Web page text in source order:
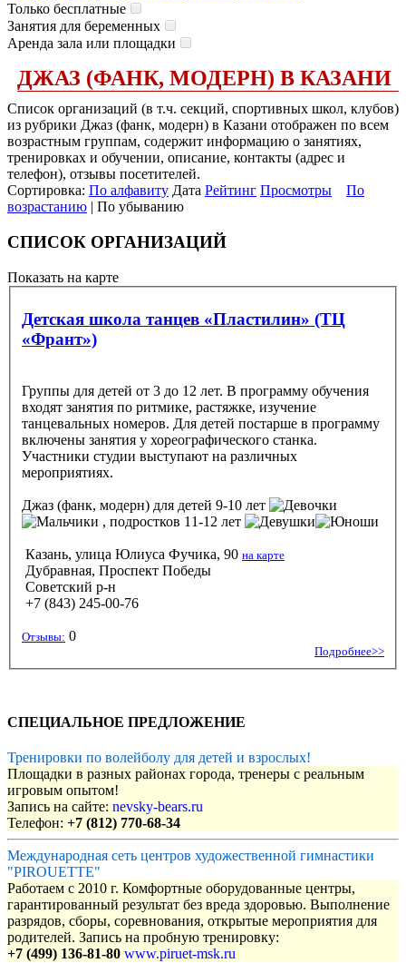
Только бесплатные
Занятия для беременных
Аренда зала или площадки
ДЖАЗ (ФАНК, МОДЕРН) В КАЗАНИ
Список организаций (в т.ч. секций, спортивных школ, клубов)
из рубрики Джаз (фанк, модерн) в Казани отображен по всем
возрастным группам, содержит информацию о занятиях,
тренировках и обучении, описание, контакты (адрес и
телефон), отзывы посетителей.
Сортировка: По алфавиту Дата Рейтинг Просмотры
По
возрастанию | По убыванию
СПИСОК ОРГАНИЗАЦИЙ
Показать на карте
Детская школа танцев «Пластилин» (ТЦ
«Франт»)
Группы для детей от 3 до 12 лет. В программу обучения
входят занятия по ритмике, растяжке, изучение
танцевальных номеров. Для детей постарше в программу
включены занятия у хореографического станка.
Участники студии выступают на различных
мероприятиях.
Джаз (фанк, модерн) для детей 9-10 лет
, подростков 11-12 лет
Казань, улица Юлиуса Фучика, 90 на карте
Дубравная, Проспект Победы
Советский р-н
+7 (843) 245-00-76
Отзывы: 0
Подробнее>>
СПЕЦИАЛЬНОЕ ПРЕДЛОЖЕНИЕ
Тренировки по волейболу для детей и взрослых!
Площадки в разных районах города, тренеры с реальным
игровым опытом!
Запись на сайте: nevsky-bears.ru
Телефон: +7 (812) 770-68-34
Международная сеть центров художественной гимнастики
"PIROUETTE"
Работаем с 2010 г. Комфортные оборудованные центры,
гарантированный результат без вреда здоровью. Выполнение
разрядов, сборы, соревнования, открытые мероприятия для
родителей. Запись на пробную тренировку:
+7 (499) 136-81-80 www.piruet-msk.ru